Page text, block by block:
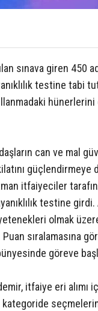
sınava giren 450
testine tabi
can ve mal
güçlendirmeye
itfaiyeciler
testine girdi.
olmak
sıralamasına
göreve
itfaiye eri alımı